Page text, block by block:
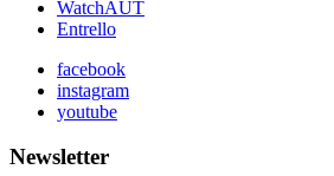
WatchAUT
Entrello
facebook
instagram
youtube
Newsletter